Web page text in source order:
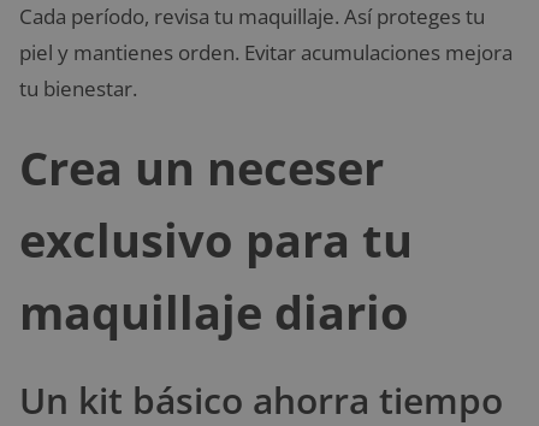
Cada período, revisa tu maquillaje. Así proteges tu
piel y mantienes orden. Evitar acumulaciones mejora
tu bienestar.
Crea un neceser
exclusivo para tu
maquillaje diario
Un kit básico ahorra tiempo